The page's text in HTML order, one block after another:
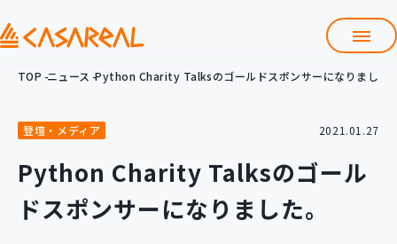
会社情報
サービス
プロダクト開発支援
クラウド導入支援 Git導入支援
TOP ニュース Python Charity Talksのゴールドスポンサーになりました
登壇・メディア 2021.01.27
Python Charity Talksのゴール
ドスポンサーになりました。